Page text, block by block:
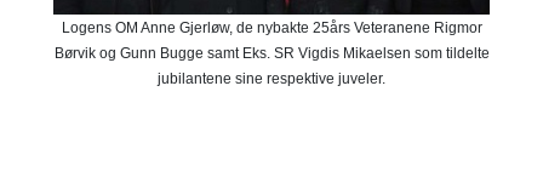
Logens OM Anne Gjerløw, de nybakte 25års Veteranene Rigmor
Børvik og Gunn Bugge samt Eks. SR Vigdis Mikaelsen som tildelte
jubilantene sine respektive juveler.